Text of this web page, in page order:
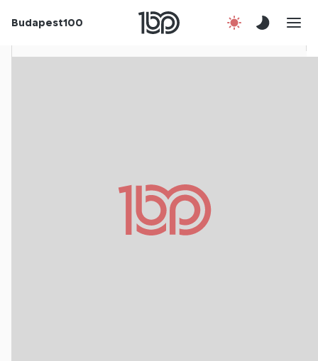
Budapest100 Rólunk
Korábbi évek